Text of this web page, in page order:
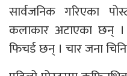
सार्वजनिक गरिएका
कलाकार अटाएका छन् ।
फिचर्ड छन् । चार जना